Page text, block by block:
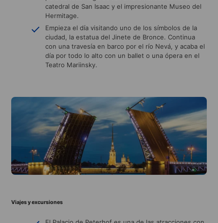
catedral de San Isaac y el impresionante Museo del
Hermitage.
Empieza el día visitando uno de los símbolos de la
ciudad, la estatua del Jinete de Bronce. Continua
con una travesía en barco por el río Nevá, y acaba el
día por todo lo alto con un ballet o una ópera en el
Teatro Mariinsky.
Viajes y excursiones